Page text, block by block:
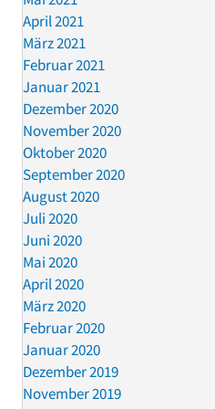
April 2021
März 2021
Februar 2021
Januar 2021
Dezember 2020
November 2020
Oktober 2020
September 2020
August 2020
Juli 2020
Juni 2020
Mai 2020
April 2020
März 2020
Februar 2020
Januar 2020
Dezember 2019
November 2019